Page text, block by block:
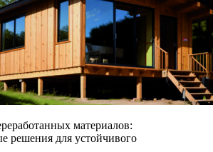
материалов:
решения для устойчивого